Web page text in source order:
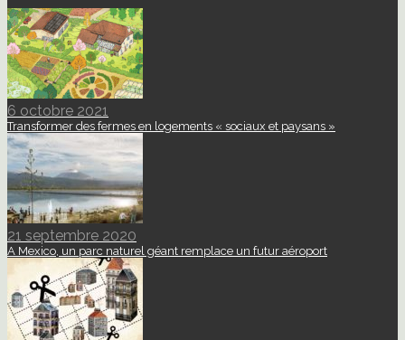
6 octobre 2021
Transformer des fermes en logements « sociaux et paysans »
21 septembre 2020
A Mexico, un parc naturel géant remplace un futur aéroport